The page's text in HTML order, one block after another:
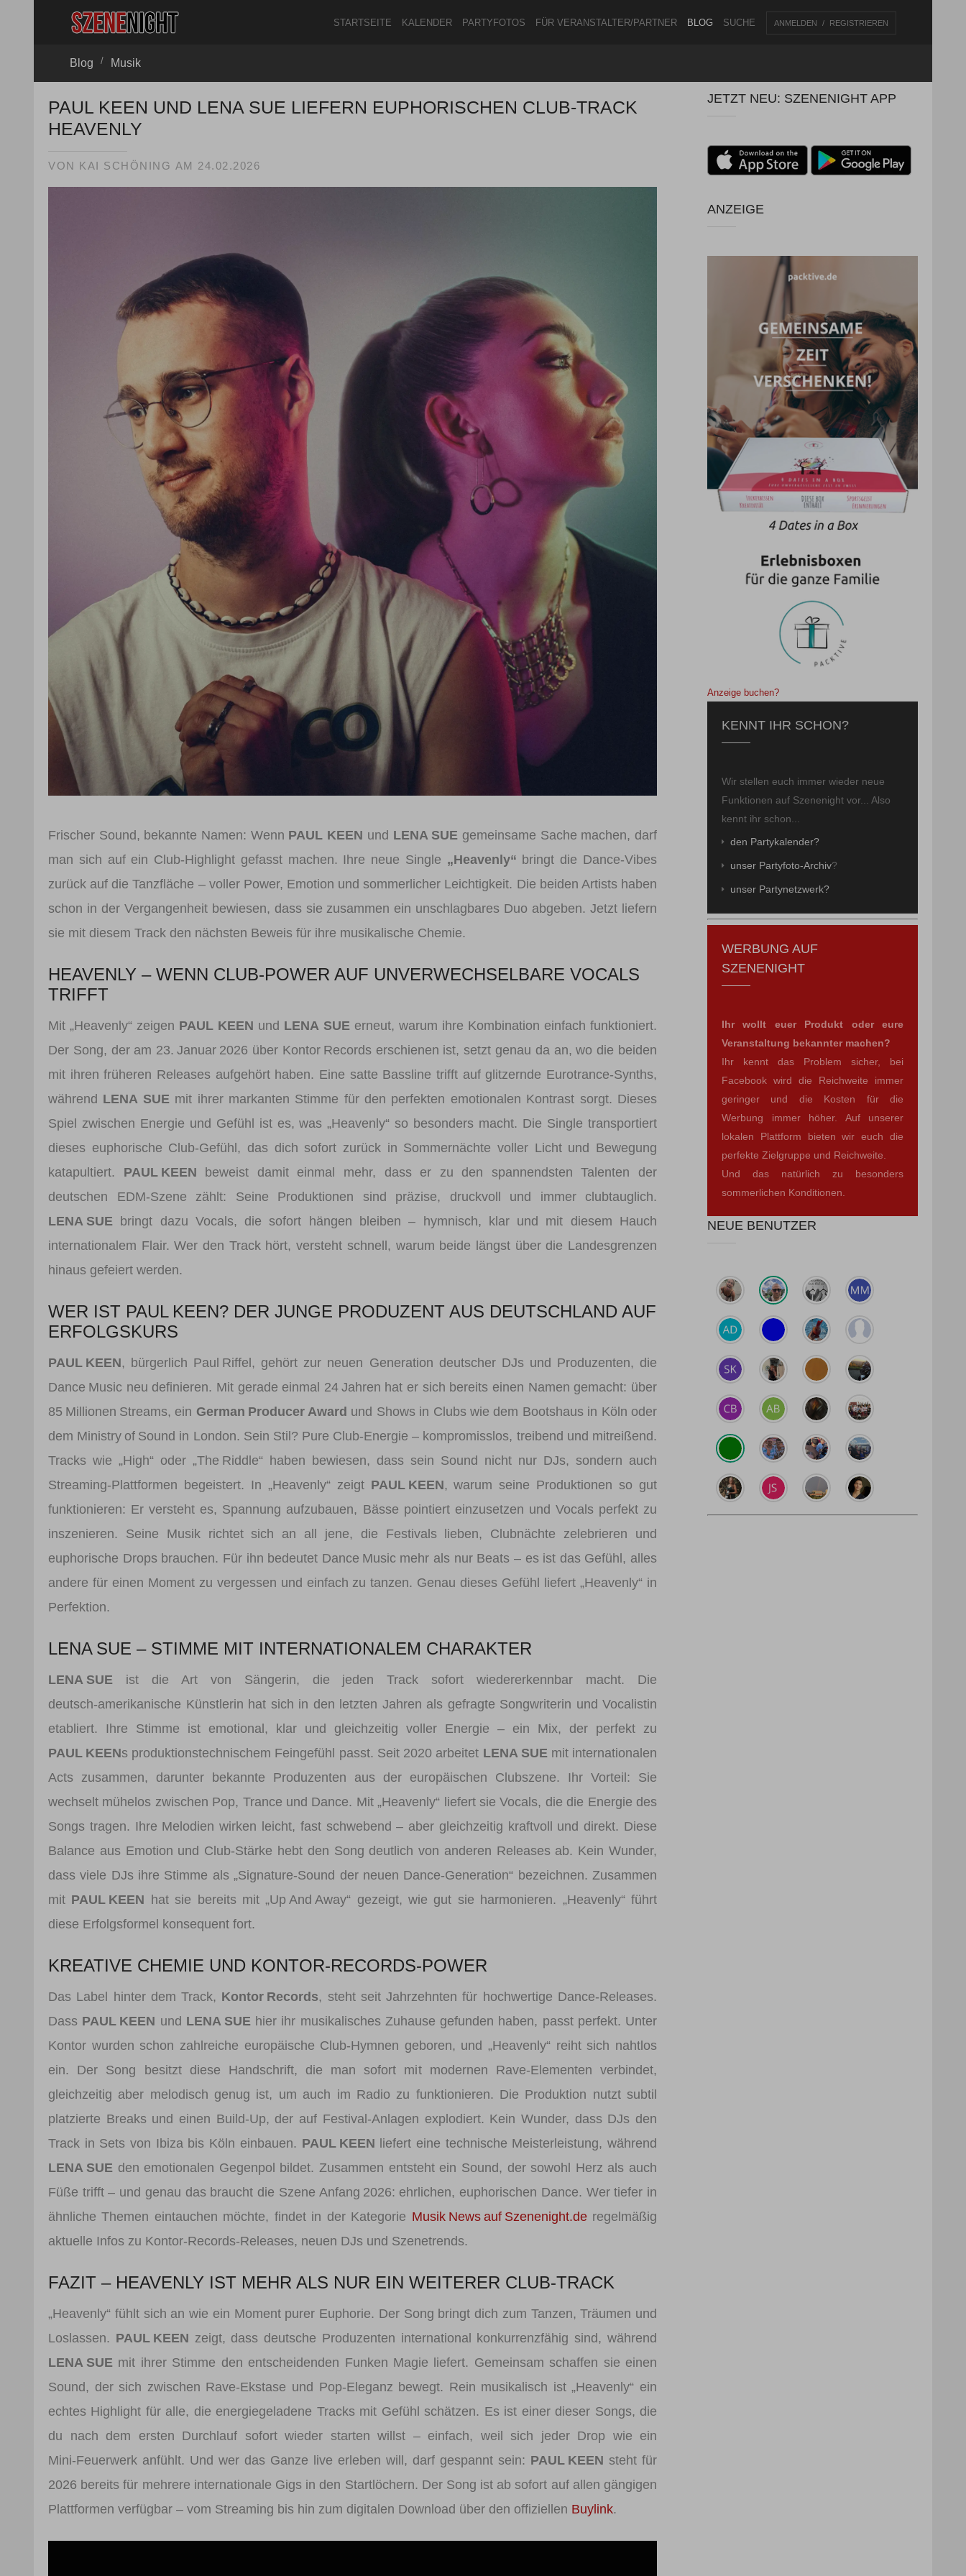
ANMELDEN REGISTRIEREN
STARTSEITE KALENDER PARTYFOTOS FÜR VERANSTALTER/PARTNER BLOG SUCHE
Blog / Musik
PAUL KEEN UND LENA SUE LIEFERN EUPHORISCHEN CLUB-TRACK
HEAVENLY
VON KAI SCHÖNING AM 24.02.2026
Frischer Sound, bekannte Namen: Wenn PAUL KEEN und LENA SUE gemeinsame Sache machen, darf
man sich auf ein Club-Highlight gefasst machen. Ihre neue Single „Heavenly“ bringt die Dance-Vibes
zurück auf die Tanzfläche – voller Power, Emotion und sommerlicher Leichtigkeit. Die beiden Artists haben
schon in der Vergangenheit bewiesen, dass sie zusammen ein unschlagbares Duo abgeben. Jetzt liefern
sie mit diesem Track den nächsten Beweis für ihre musikalische Chemie.
HEAVENLY – WENN CLUB-POWER AUF UNVERWECHSELBARE VOCALS
TRIFFT
Mit „Heavenly“ zeigen PAUL KEEN und LENA SUEerneut, warum ihre Kombination einfach funktioniert.
Der Song, der am 23. Januar 2026 über Kontor Records erschienen ist, setzt genau da an, wo die beiden
mit ihren früheren Releases aufgehört haben. Eine satte Bassline trifft auf glitzernde Eurotrance-Synths,
während LENA SUEmit ihrer markanten Stimme für den perfekten emotionalen Kontrast sorgt. Dieses
Spiel zwischen Energie und Gefühl ist es, was „Heavenly“ so besonders macht. Die Single transportiert
dieses euphorische Club-Gefühl, das dich sofort zurück in Sommernächte voller Licht und Bewegung
katapultiert. PAUL KEEN beweist damit einmal mehr, dass er zu den spannendsten Talenten der
deutschen EDM-Szene zählt: Seine Produktionen sind präzise, druckvoll und immer clubtauglich.
LENA SUE bringt dazu Vocals, die sofort hängen bleiben – hymnisch, klar und mit diesem Hauch
internationalem Flair. Wer den Track hört, versteht schnell, warum beide längst über die Landesgrenzen
hinaus gefeiert werden.
WER IST PAUL KEEN? DER JUNGE PRODUZENT AUS DEUTSCHLAND AUF
ERFOLGSKURS
PAUL KEEN, bürgerlich Paul Riffel, gehört zur neuen Generation deutscher DJs und Produzenten, die
Dance Music neu definieren. Mit gerade einmal 24 Jahren hat er sich bereits einen Namen gemacht: über
85 Millionen Streams, ein German Producer Award und Shows in Clubs wie dem Bootshaus in Köln oder
dem Ministry of Sound in London. Sein Stil? Pure Club-Energie – kompromisslos, treibend und mitreißend.
Tracks wie „High“ oder „The Riddle“ haben bewiesen, dass sein Sound nicht nur DJs, sondern auch
Streaming-Plattformen begeistert. In „Heavenly“ zeigt PAUL KEEN, warum seine Produktionen so gut
funktionieren: Er versteht es, Spannung aufzubauen, Bässe pointiert einzusetzen und Vocals perfekt zu
inszenieren. Seine Musik richtet sich an all jene, die Festivals lieben, Clubnächte zelebrieren und
euphorische Drops brauchen. Für ihn bedeutet Dance Music mehr als nur Beats – es ist das Gefühl, alles
andere für einen Moment zu vergessen und einfach zu tanzen. Genau dieses Gefühl liefert „Heavenly“ in
Perfektion.
LENA SUE – STIMME MIT INTERNATIONALEM CHARAKTER
LENA SUE ist die Art von Sängerin, die jeden Track sofort wiedererkennbar macht. Die
deutsch‑amerikanische Künstlerin hat sich in den letzten Jahren als gefragte Songwriterin und Vocalistin
etabliert. Ihre Stimme ist emotional, klar und gleichzeitig voller Energie – ein Mix, der perfekt zu
PAUL KEENs produktionstechnischem Feingefühl passt. Seit 2020 arbeitet LENA SUEmit internationalen
Acts zusammen, darunter bekannte Produzenten aus der europäischen Clubszene. Ihr Vorteil: Sie
wechselt mühelos zwischen Pop, Trance und Dance. Mit „Heavenly“ liefert sie Vocals, die die Energie des
Songs tragen. Ihre Melodien wirken leicht, fast schwebend – aber gleichzeitig kraftvoll und direkt. Diese
Balance aus Emotion und Club-Stärke hebt den Song deutlich von anderen Releases ab. Kein Wunder,
dass viele DJs ihre Stimme als „Signature‑Sound der neuen Dance‑Generation“ bezeichnen. Zusammen
mit PAUL KEEN hat sie bereits mit „Up And Away“ gezeigt, wie gut sie harmonieren. „Heavenly“ führt
diese Erfolgsformel konsequent fort.
KREATIVE CHEMIE UND KONTOR‑RECORDS‑POWER
Das Label hinter dem Track, Kontor Records, steht seit Jahrzehnten für hochwertige Dance‑Releases.
Dass PAUL KEEN und LENA SUEhier ihr musikalisches Zuhause gefunden haben, passt perfekt. Unter
Kontor wurden schon zahlreiche europäische Club‑Hymnen geboren, und „Heavenly“ reiht sich nahtlos
ein. Der Song besitzt diese Handschrift, die man sofort mit modernen Rave‑Elementen verbindet,
gleichzeitig aber melodisch genug ist, um auch im Radio zu funktionieren. Die Produktion nutzt subtil
platzierte Breaks und einen Build‑Up, der auf Festival‑Anlagen explodiert. Kein Wunder, dass DJs den
Track in Sets von Ibiza bis Köln einbauen. PAUL KEEN liefert eine technische Meisterleistung, während
LENA SUE den emotionalen Gegenpol bildet. Zusammen entsteht ein Sound, der sowohl Herz als auch
Füße trifft – und genau das braucht die Szene Anfang 2026: ehrlichen, euphorischen Dance. Wer tiefer in
ähnliche Themen eintauchen möchte, findet in der Kategorie Musik News auf Szenenight.deregelmäßig
aktuelle Infos zu Kontor‑Records‑Releases, neuen DJs und Szenetrends.
FAZIT – HEAVENLY IST MEHR ALS NUR EIN WEITERER CLUB‑TRACK
„Heavenly“ fühlt sich an wie ein Moment purer Euphorie. Der Song bringt dich zum Tanzen, Träumen und
Loslassen. PAUL KEEN zeigt, dass deutsche Produzenten international konkurrenzfähig sind, während
LENA SUE mit ihrer Stimme den entscheidenden Funken Magie liefert. Gemeinsam schaffen sie einen
Sound, der sich zwischen Rave‑Ekstase und Pop‑Eleganz bewegt. Rein musikalisch ist „Heavenly“ ein
echtes Highlight für alle, die energiegeladene Tracks mit Gefühl schätzen. Es ist einer dieser Songs, die
du nach dem ersten Durchlauf sofort wieder starten willst – einfach, weil sich jeder Drop wie ein
Mini‑Feuerwerk anfühlt. Und wer das Ganze live erleben will, darf gespannt sein: PAUL KEEN steht für
2026 bereits für mehrere internationale Gigs in den Startlöchern. Der Song ist ab sofort auf allen gängigen
Plattformen verfügbar – vom Streaming bis hin zum digitalen Download über den offiziellen Buylink.
JETZT NEU: SZENENIGHT APP
ANZEIGE
Anzeige buchen?
KENNT IHR SCHON?
Wir stellen euch immer wieder neue
Funktionen auf Szenenight vor... Also
kennt ihr schon...
den Partykalender?
unser Partyfoto-Archiv?
unser Partynetzwerk?
WERBUNG AUF
SZENENIGHT
Ihr wollt euer Produkt oder eure
Veranstaltung bekannter machen?
Ihr kennt das Problem sicher, bei
Facebook wird die Reichweite immer
geringer und die Kosten für die
Werbung immer höher. Auf unserer
lokalen Plattform bieten wir euch die
perfekte Zielgruppe und Reichweite.
Und das natürlich zu besonders
sommerlichen Konditionen.
NEUE BENUTZER
ANMELDEN
Registrieren
Benutzername vergessen
Passwort vergessen
Anmelden über ein Soziales Netzwerk
Mit Facebook anmelden
Mit Google anmelden
Mit Apple anmelden